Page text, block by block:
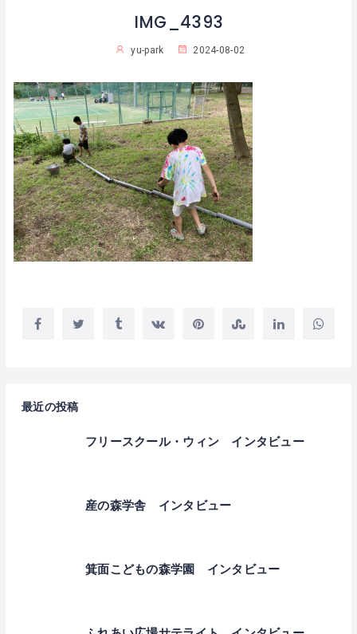
IMG_4393
yu-park 2024-08-02
最近の投稿
フリースクール・ウィン インタビュー
産の森学舎 インタビュー
箕面こどもの森学園 インタビュー